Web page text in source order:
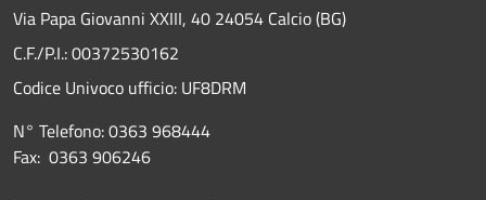
Via Papa Giovanni XXIII, 40 24054 Calcio (BG)
C.F./P.I.: 00372530162
Codice Univoco ufficio: UF8DRM
N° Telefono: 0363 968444
Fax: 0363 906246